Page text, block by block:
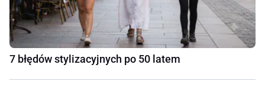
7 błędów stylizacyjnych po 50 latem